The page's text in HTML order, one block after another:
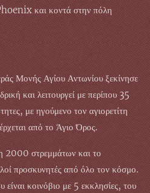
και κοντά στην πόλη
Μονής Αγίου Αντωνίου ξεκίνησε
και λειτουργεί με περίπου 35
με ηγούμενο τον αγιορετίτη
από το Άγιο Όρος.
2000 στρεμμάτων και το
προσκυνητές από όλο τον κόσμο.
κοινόβιο με 5 εκκλησίες, του